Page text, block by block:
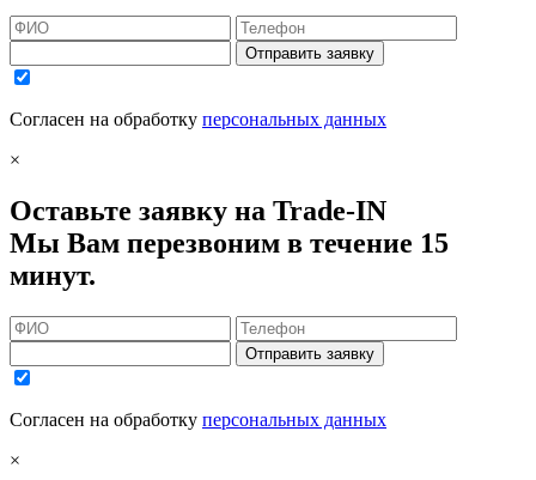
Отправить заявку
Согласен на обработку персональных данных
×
Оставьте заявку на Trade-IN
Мы Вам перезвоним в течение 15
минут.
Отправить заявку
Согласен на обработку персональных данных
×